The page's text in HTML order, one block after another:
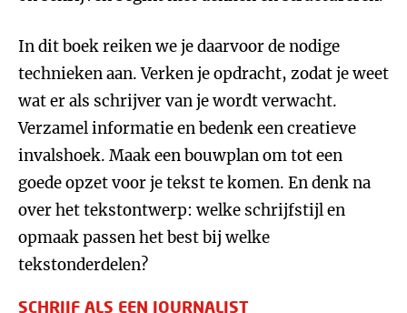
In dit boek reiken we je daarvoor de nodige
technieken aan. Verken je opdracht, zodat je weet
wat er als schrijver van je wordt verwacht.
Verzamel informatie en bedenk een creatieve
invalshoek. Maak een bouwplan om tot een
goede opzet voor je tekst te komen. En denk na
over het tekstontwerp: welke schrijfstijl en
opmaak passen het best bij welke
tekstonderdelen?
SCHRIJF ALS EEN JOURNALIST